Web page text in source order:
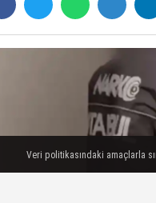
Veri politikasındaki amaçlarla